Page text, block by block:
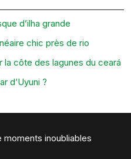
d’ilha grande
chic près de rio
la côte des lagunes du ceará
d’Uyuni ?
inoubliables